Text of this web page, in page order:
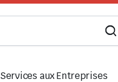
Services aux Entreprises